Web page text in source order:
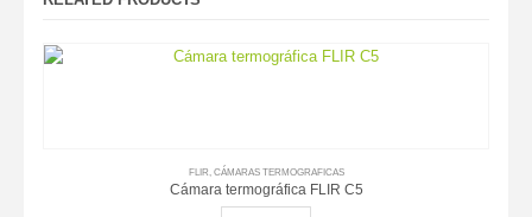
FLIR, CÁMARAS TERMOGRAFICAS
Cámara termográfica FLIR C5